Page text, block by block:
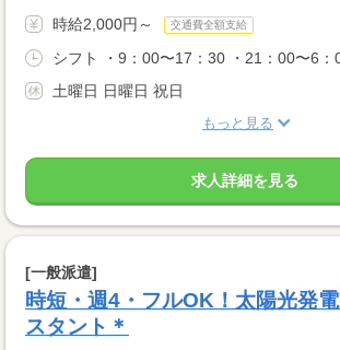
時給2,000円～ 交通費全額支給
シフト ・9：00〜17：30 ・21：00〜6：
土曜日 日曜日 祝日
もっと見る
求人詳細を見る
[一般派遣]
時短・週4・フルOK！太陽光発
スタント＊